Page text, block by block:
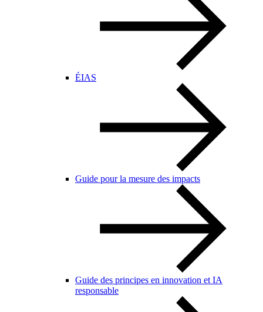
ÉIAS
Guide pour la mesure des impacts
Guide des principes en innovation et IA
responsable